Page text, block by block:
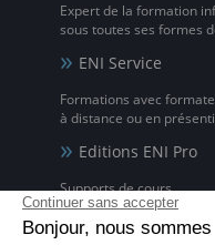
Expert de la formation
sous toutes ses formes
ENI Service
Formations avec
à distance ou en
Editions ENI Pro
Supports de cours
pour les organismes de
ENI elearning